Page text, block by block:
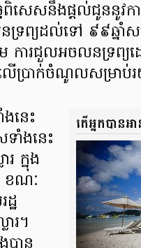
ច​ពិសេស​នឹង​ផ្ដល់​ជូន​នូវ​
ព្យ​ដល់​ទៅ ៩៩ឆ្នាំ​ស
ការជួល​អចលនទ្រព្យ​
ើ​ប្រាក់​ចំណូល​សម្រាប់​
តើ​អ្នក​បាន​
នេះ
ាំង​នេះ
ក្នុង
ខណៈ​
ឋ​
រ។